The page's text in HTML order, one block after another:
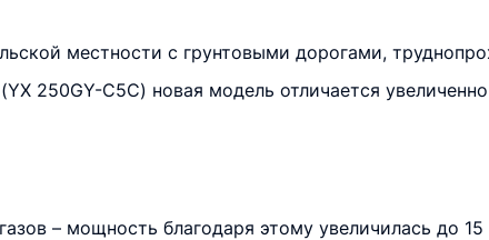
местности с грунтовыми дорогами,
250GY-C5C) новая модель отличается
– мощность благодаря этому увеличилась до 15